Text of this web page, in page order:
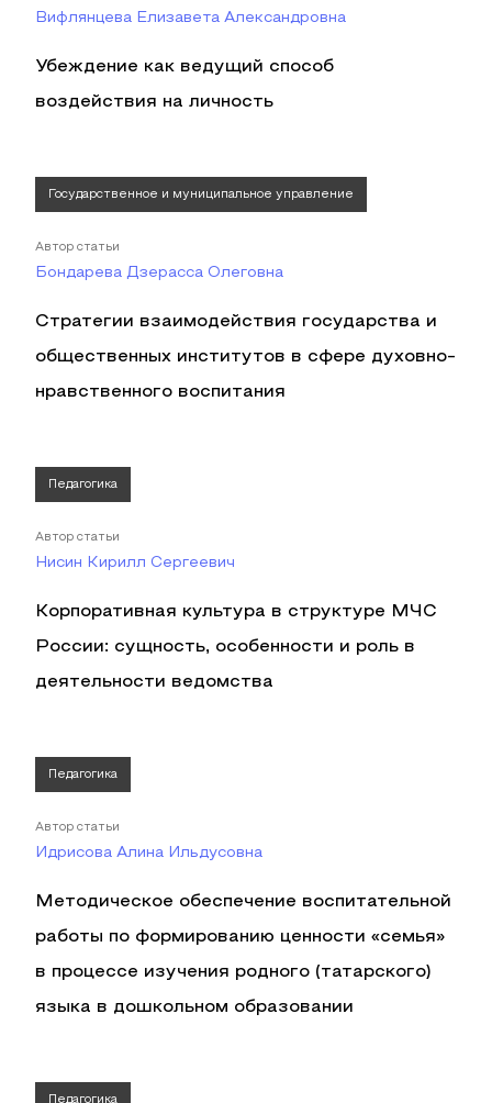
Вифлянцева Елизавета Александровна
Убеждение как ведущий способ
воздействия на личность
Государственное и муниципальное управление
Автор статьи
Бондарева Дзерасса Олеговна
Стратегии взаимодействия государства и
общественных институтов в сфере духовно-
нравственного воспитания
Педагогика
Автор статьи
Нисин Кирилл Сергеевич
Корпоративная культура в структуре МЧС
России: сущность, особенности и роль в
деятельности ведомства
Педагогика
Автор статьи
Идрисова Алина Ильдусовна
Методическое обеспечение воспитательной
работы по формированию ценности «семья»
в процессе изучения родного (татарского)
языка в дошкольном образовании
Педагогика